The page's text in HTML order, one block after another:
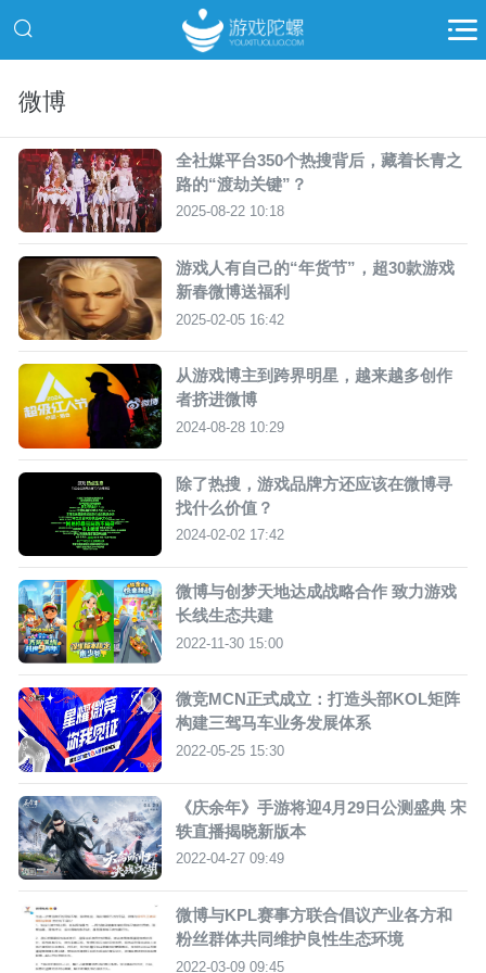
微博
全社媒平台350个热搜背后，藏着长青之
路的“渡劫关键”？
2025-08-22 10:18
游戏人有自己的“年货节”，超30款游戏
新春微博送福利
2025-02-05 16:42
从游戏博主到跨界明星，越来越多创作
者挤进微博
2024-08-28 10:29
除了热搜，游戏品牌方还应该在微博寻
找什么价值？
2024-02-02 17:42
微博与创梦天地达成战略合作 致力游戏
长线生态共建
2022-11-30 15:00
微竞MCN正式成立：打造头部KOL矩阵
构建三驾马车业务发展体系
2022-05-25 15:30
《庆余年》手游将迎4月29日公测盛典 宋
轶直播揭晓新版本
2022-04-27 09:49
微博与KPL赛事方联合倡议产业各方和
粉丝群体共同维护良性生态环境
2022-03-09 09:45